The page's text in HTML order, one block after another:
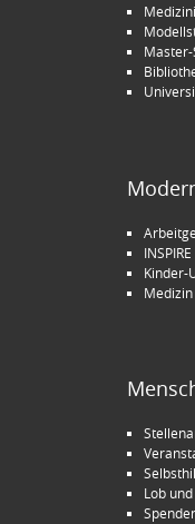
Kinder-
Lob